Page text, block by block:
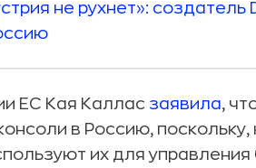
не рухнет»:
ЕС Кая Каллас заявила,
в Россию,
их для